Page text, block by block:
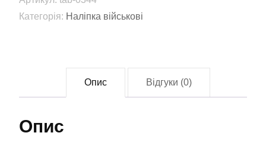
кількість
Категорія: Наліпка військові
Опис Відгуки (0)
Опис